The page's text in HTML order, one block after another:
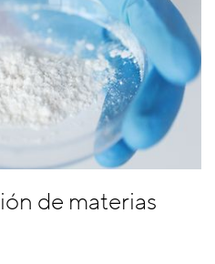
de materias